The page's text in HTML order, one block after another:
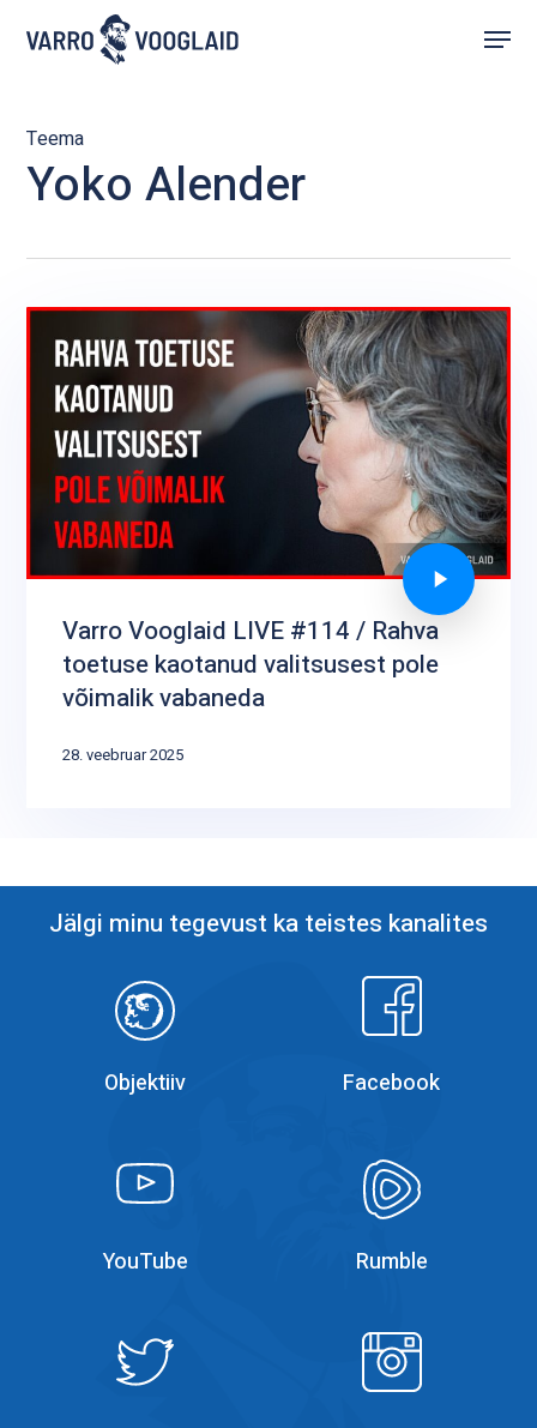
Menu
Teema
Yoko Alender
Varro Vooglaid LIVE #114 / Rahva
toetuse kaotanud valitsusest pole
võimalik vabaneda
28. veebruar 2025
Jälgi minu tegevust ka teistes kanalites
Objektiiv
Objektiiv
Facebook
Facebook
YouTube
YouTube
YouTube
Rumble
Rumble Instagram